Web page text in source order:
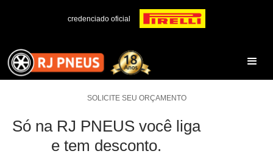
credenciado oficial
SOLICITE SEU ORÇAMENTO
Só na RJ PNEUS você liga
e tem desconto.